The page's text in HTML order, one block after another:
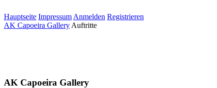
Hauptseite Impressum Anmelden Registrieren
AK Capoeira Gallery Auftritte
AK Capoeira Gallery